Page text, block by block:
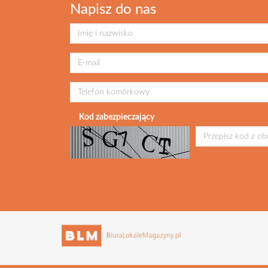
Napisz do nas
Kod zabezpieczający